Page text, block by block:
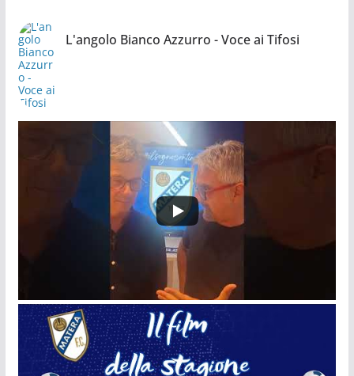
L'angolo Bianco Azzurro - Voce ai Tifosi